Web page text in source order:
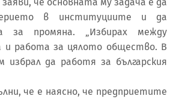
в институциите и да
за промяна. „Избирах между
и работа за цялото общество. В
да работя за българския
че е наясно, че предприетите